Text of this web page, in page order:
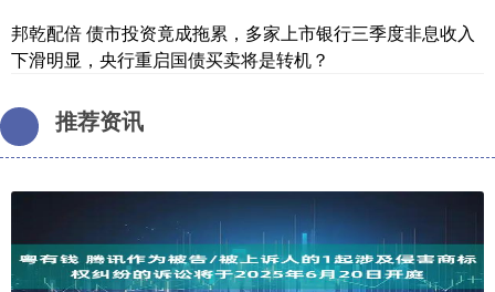
邦乾配倍 债市投资竟成拖累，多家上市银行三季度非息收入
下滑明显，央行重启国债买卖将是转机？
推荐资讯